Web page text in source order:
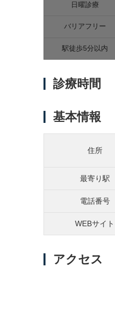
日曜診療
バリアフリー
駅徒歩5分以内
診療時間
基本情報
住所
最寄り駅
電話番号
WEBサイト
アクセス